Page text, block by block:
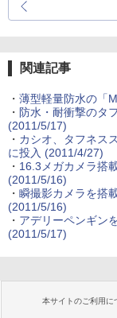
関連記事
・ 薄型軽量防水の「
・ 防水・耐衝撃のタ
(2011/5/17)
・ カシオ、タフネス
に投入 (2011/4/27)
・ 16.3メガカメラ搭
(2011/5/16)
・ 瞬撮影カメラを搭
(2011/5/16)
・ アデリーペンギン
(2011/5/17)
本サイトのご利用に